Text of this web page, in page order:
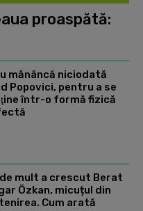
proaspătă:
mănâncă niciodată
Popovici, pentru a se
într-o formă fizică
mult a crescut Berat
Özkan, micuțul din
Cum arată